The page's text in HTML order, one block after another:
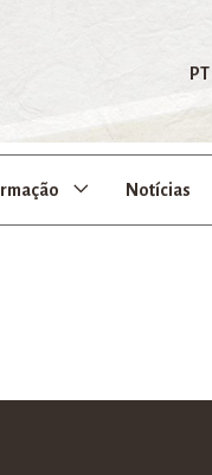
PT
Notícias